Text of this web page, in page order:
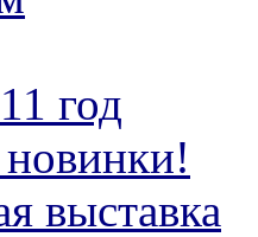
год
выставка